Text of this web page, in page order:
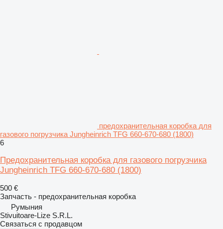
предохранительная коробка для
газового погрузчика Jungheinrich TFG 660-670-680 (1800)
6
Предохранительная коробка для газового погрузчика
Jungheinrich TFG 660-670-680 (1800)
500 €
Запчасть - предохранительная коробка
Румыния
Stivuitoare-Lize S.R.L.
Связаться с продавцом